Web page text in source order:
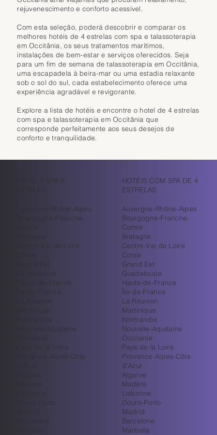
O hotel dispõe ainda de um restaurante focado numa cozinha
estar. A sua localização privilegiada permite desfrutar das praias, dos
trilhos costeiros, da vila de Banyuls e das vinhas circundantes. Côté
Thalasso é o destino ideal para um tratamento de spa à beira-mar, uma
pausa para o bem-estar ou uma estadia revigorante junto ao mar.
faciais e corporais estão disponíveis mediante reserva num ambiente
para a natureza circundante, complementada por sauna, hammam,
banheira de hidromassagem e áreas de relaxamento. Um ginásio
totalmente equipado também está disponível para os hóspedes
manterem a forma. Para as refeições, o restaurante do hotel apresenta
uma cozinha bistronómica inspirada na região de Lozère, preparada
com produtos locais e sazonais. O lounge bar convida os hóspedes a
desfrutar de um momento agradável com uma bebida num ambiente
acolhedor e convidativo. Combinando com sucesso natureza, bem-
se como um endereço de referência em Lozère.
rejuvenescimento e conforto acessível.
Com esta seleção, poderá descobrir e comparar os
melhores hotéis de 4 estrelas com spa e talassoterapia
em Occitânia, os seus tratamentos marítimos,
instalações de bem-estar e serviços oferecidos. Seja
para um fim de semana de talassoterapia em Occitânia,
uma escapadela à beira-mar ou uma estadia relaxante
sob o sol do sul, cada estabelecimento oferece uma
experiência agradável e revigorante.
Explore a lista de hotéis e encontre o hotel de 4 estrelas
com spa e talassoterapia em Occitânia que
corresponde perfeitamente aos seus desejos de
conforto e tranquilidade.
HÔTELS SPA 5
Auvergne-Rhône-Alpes
Bourgogne-Franche-
Centre-Val de Loire
Guadeloupe
Hauts-de-France
Île-de-France
La Réunion
Nouvelle-Aquitaine
Pays de la Loire
Provence-Alpes-Côte
Douro-Porto
HOTÉIS COM SPA DE 4
ESTRELAS
Auvergne-Rhône-Alpes
Bourgogne-Franche-
Comté
Bretagne
Centre-Val de Loire
Corse
Grand Est
Guadeloupe
Hauts-de-France
Île-de-France
La Réunion
Martinique
Normandie
Nouvelle-Aquitaine
Occitanie
Pays de la Loire
Provence-Alpes-Côte
d’Azur
Algarve
Madère
Lisbonne
Douro-Porto
Madrid
Barcelone
Marbella